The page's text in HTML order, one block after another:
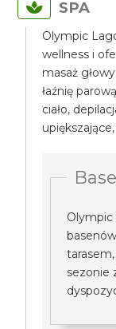
SPA
Olympic
wellness i
masaż
łaźnię
ciało,
Olympic
sezonie